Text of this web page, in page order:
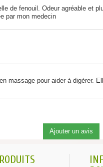
de fenouil. Odeur agréable et
par mon medecin
massage pour aider à digérer.